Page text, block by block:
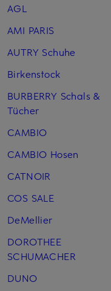
AGL
AMI PARIS
AUTRY Schuhe
Birkenstock
BURBERRY Schals &
Tücher
CAMBIO
CAMBIO Hosen
CATNOIR
COS SALE
DeMellier
DOROTHEE
SCHUMACHER
DUNO